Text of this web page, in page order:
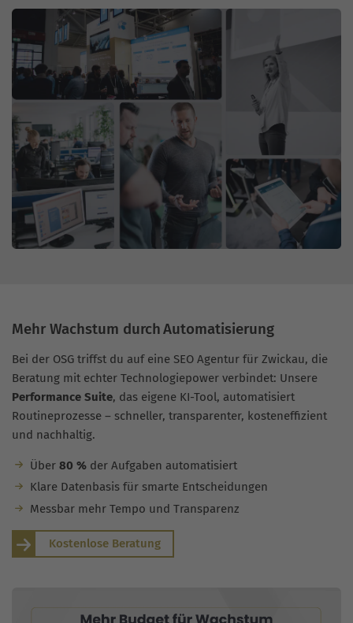
Mehr Wachstum durch Automatisierung
Bei der OSG triffst du auf eine SEO Agentur für Zwickau, die
Beratung mit echter Technologiepower verbindet: Unsere
Performance Suite, das eigene KI-Tool, automatisiert
Routineprozesse – schneller, transparenter, kosteneffizient
und nachhaltig.
Über 80 %der Aufgaben automatisiert
Klare Datenbasis für smarte Entscheidungen
Messbar mehr Tempo und Transparenz
Kostenlose Beratung